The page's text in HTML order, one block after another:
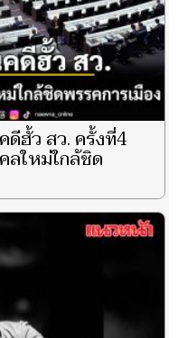
ฮั้ว สว. ครั้งที่4
ลใหม่ใกล้ชิด